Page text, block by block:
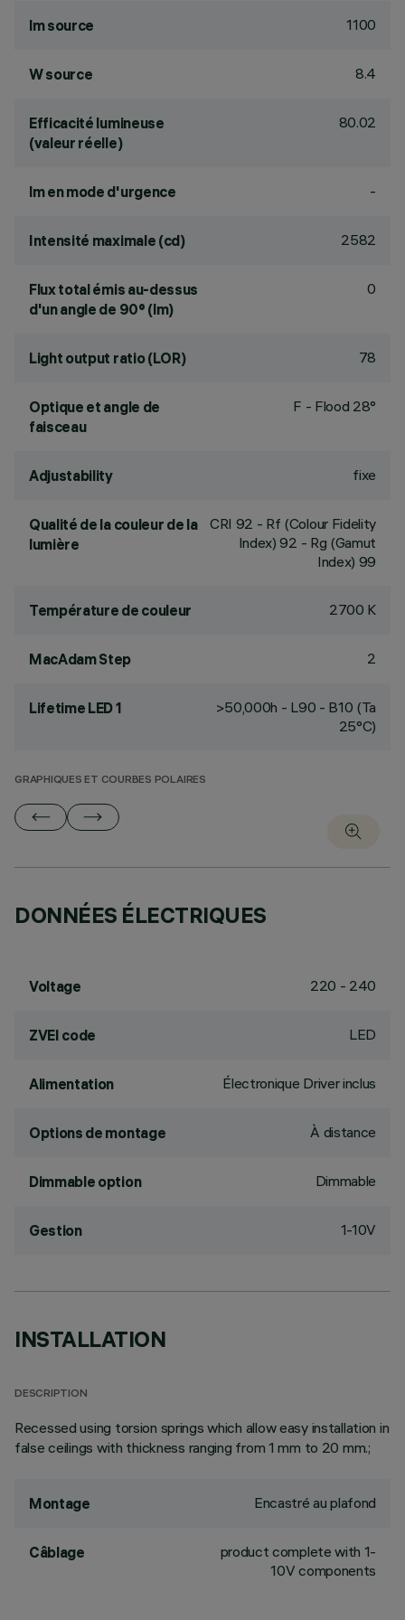
lm source 1100
W source 8.4
Efficacité lumineuse
(valeur réelle)
80.02
lm en mode d'urgence -
Intensité maximale (cd) 2582
Flux total émis au-dessus
d'un angle de 90° (lm)
0
Light output ratio (LOR) 78
Optique et angle de
faisceau
F - Flood 28°
Adjustability fixe
Qualité de la couleur de la
lumière
CRI 92 - Rf (Colour Fidelity
Index) 92 - Rg (Gamut
Index) 99
Température de couleur 2700 K
MacAdam Step 2
Lifetime LED 1
>50,000h - L90 - B10 (Ta
25°C)
GRAPHIQUES ET COURBES POLAIRES
DONNÉES ÉLECTRIQUES
Voltage 220 - 240
ZVEI code LED
Alimentation Électronique Driver inclus
Options de montage À distance
Dimmable option Dimmable
Gestion 1-10V
INSTALLATION
DESCRIPTION
Recessed using torsion springs which allow easy installation in
false ceilings with thickness ranging from 1 mm to 20 mm.;
Montage Encastré au plafond
Câblage
product complete with 1-
10V components